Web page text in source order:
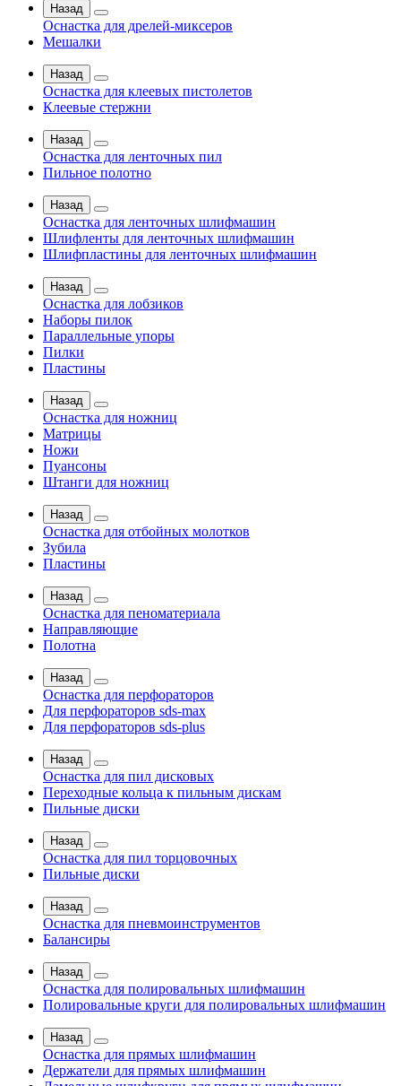
Назад
Оснастка для дрелей-миксеров
Мешалки
Назад
Оснастка для клеевых пистолетов
Клеевые стержни
Назад
Оснастка для ленточных пил
Пильное полотно
Назад
Оснастка для ленточных шлифмашин
Шлифленты для ленточных шлифмашин
Шлифпластины для ленточных шлифмашин
Назад
Оснастка для лобзиков
Наборы пилок
Параллельные упоры
Пилки
Пластины
Назад
Оснастка для ножниц
Матрицы
Ножи
Пуансоны
Штанги для ножниц
Назад
Оснастка для отбойных молотков
Зубила
Пластины
Назад
Оснастка для пеноматериала
Направляющие
Полотна
Назад
Оснастка для перфораторов
Для перфораторов sds-max
Для перфораторов sds-plus
Назад
Оснастка для пил дисковых
Переходные кольца к пильным дискам
Пильные диски
Назад
Оснастка для пил торцовочных
Пильные диски
Назад
Оснастка для пневмоинструментов
Балансиры
Назад
Оснастка для полировальных шлифмашин
Полировальные круги для полировальных шлифмашин
Назад
Оснастка для прямых шлифмашин
Держатели для прямых шлифмашин